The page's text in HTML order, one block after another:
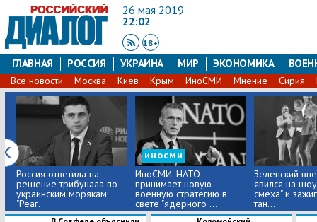
26 мая 2019
22:02
18+
ГЛАВНАЯ РОССИЯ УКРАИНА МИР ЭКОНОМИКА
Все новости Москва Киев Крым ИноСМИ Мнение Сирия
Россия ответила на
решение трибунала по
украинским морякам:
"Реаг...
иносми
ИноСМИ: НАТО
принимает новую
военную стратегию в
свете "ядерного ...
Зеленский
явился на
смеха" и
тан...